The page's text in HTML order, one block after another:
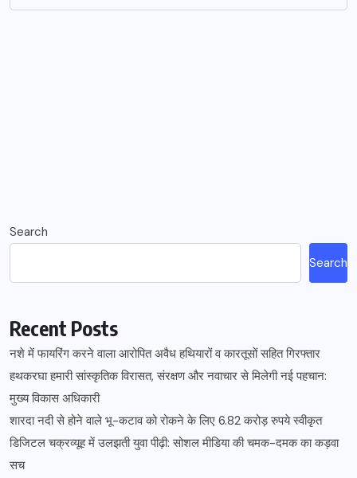
Search
Search
Recent Posts
नशे में फायरिंग करने वाला आरोपित अवैध हथियारों व कारतूसों सहित गिरफ्तार
हथकरघा हमारी सांस्कृतिक विरासत, संरक्षण और नवाचार से मिलेगी नई पहचान:
मुख्य विकास अधिकारी
शारदा नदी से होने वाले भू-कटाव को रोकने के लिए 6.82 करोड़ रुपये स्वीकृत
डिजिटल चक्रव्यूह में उलझती युवा पीढ़ी: सोशल मीडिया की चमक-दमक का कड़वा
सच